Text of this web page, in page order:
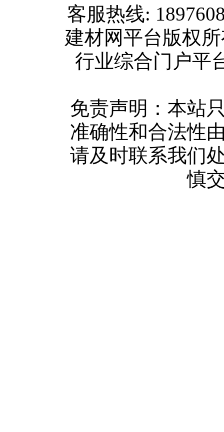
客服热线:
建材网平台版权
行业综合门户平
免责声明：本站
准确性和合法性
请及时联系我们
慎